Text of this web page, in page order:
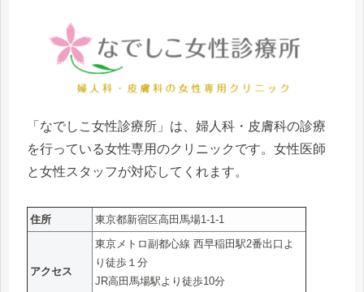
「なでしこ女性診療所」は、婦人科・皮膚科の診療
を行っている女性専用のクリニックです。女性医師
と女性スタッフが対応してくれます。
住所 東京都新宿区高田馬場1-1-1
アクセス
東京メトロ副都心線 西早稲田駅2番出口よ
り徒歩１分
JR高田馬場駅より徒歩10分